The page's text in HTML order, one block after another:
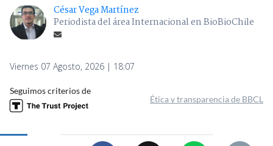
César Vega Martínez
Periodista del área Internacional en BioBioChile
Viernes 07 Agosto, 2026 | 18:07
Seguimos criterios de
Ética y transparencia de BBCL